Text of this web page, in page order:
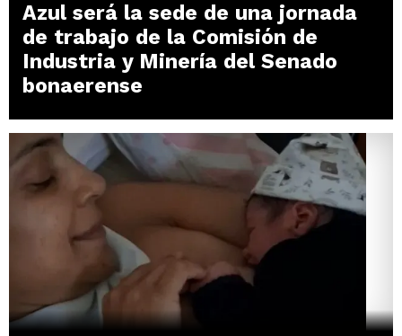
Azul será la sede de una jornada
de trabajo de la Comisión de
Industria y Minería del Senado
bonaerense